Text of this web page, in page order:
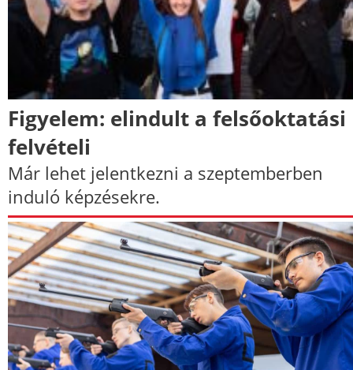
Figyelem: elindult a felsőoktatási
felvételi
Már lehet jelentkezni a szeptemberben
induló képzésekre.